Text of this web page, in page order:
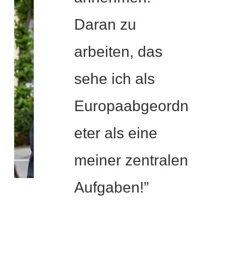
Daran zu
arbeiten, das
sehe ich als
Europaabgeordn
eter als eine
meiner zentralen
Aufgaben!”